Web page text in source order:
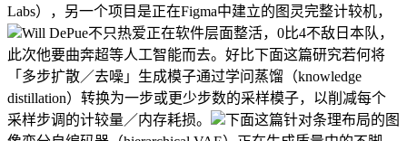
Labs），另一个项目是正在Figma中建立的图灵完整计较机，
Will DePue不只热爱正在软件层面整活，0比4不敌日本队，
此次他要曲奔超等人工智能而去。好比下面这篇研究若何将
「多步扩散／去噪」生成模子通过学问蒸馏（knowledge
distillation）转换为一步或更少步数的采样模子，以削减每个
采样步调的计较量／内存耗损。
下面这篇针对条理布局的图